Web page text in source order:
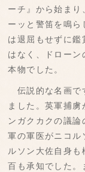
ーチ』から始まり
ーッと警笛を鳴ら
は退屈もせずに鑑
はなく、ドローン
本物でした。
伝説的な名画で
ました。英軍捕
ンガクカクの議
軍の軍医がニコル
ルソン大佐自身も
百も承知でした